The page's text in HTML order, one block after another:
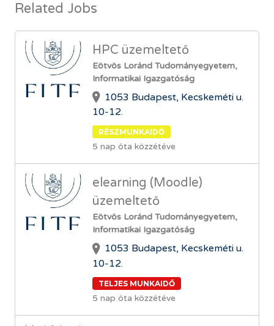
Related Jobs
HPC üzemeltető
Eötvös Loránd Tudományegyetem,
Informatikai Igazgatóság
1053 Budapest, Kecskeméti u.
10-12.
RÉSZMUNKAIDŐ
5 nap óta közzétéve
elearning (Moodle)
üzemeltető
Eötvös Loránd Tudományegyetem,
Informatikai Igazgatóság
1053 Budapest, Kecskeméti u.
10-12.
TELJES MUNKAIDŐ
5 nap óta közzétéve